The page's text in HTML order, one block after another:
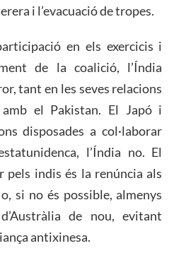
i l’evacuació de tropes.
en els exercicis i
de la coalició, l’Índia
tant en les seves relacions
el Pakistan. El Japó i
disposades a col·laborar
l’Índia no. El
pels indis és la renúncia als
si no és possible, almenys
de nou, evitant
antixinesa.